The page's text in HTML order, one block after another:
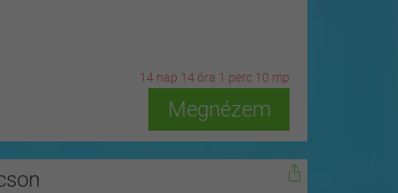
14nap14óra 1perc 8 mp
Megnézem